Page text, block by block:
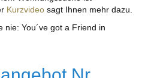
Kurzvideo sagt Ihnen mehr dazu.
nie: You´ve got a Friend in